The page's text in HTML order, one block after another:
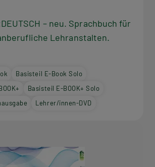
– neu. Sprachbuch für
Lehranstalten.
Basisteil E-Book Solo
Basisteil E-BOOK+ Solo
Lehrer/innen-DVD